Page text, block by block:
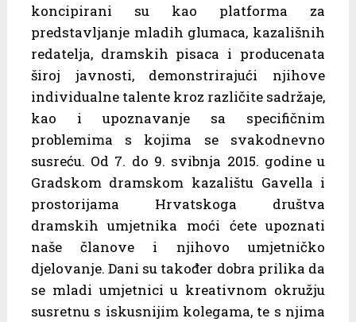
koncipirani su kao platforma za
predstavljanje mladih glumaca, kazališnih
redatelja, dramskih pisaca i producenata
široj javnosti, demonstrirajući njihove
individualne talente kroz različite sadržaje,
kao i upoznavanje sa specifičnim
problemima s kojima se svakodnevno
susreću. Od 7. do 9. svibnja 2015. godine u
Gradskom dramskom kazalištu Gavella i
prostorijama Hrvatskoga društva
dramskih umjetnika moći ćete upoznati
naše članove i njihovo umjetničko
djelovanje. Dani su također dobra prilika da
se mladi umjetnici u kreativnom okružju
susretnu s iskusnijim kolegama, te s njima